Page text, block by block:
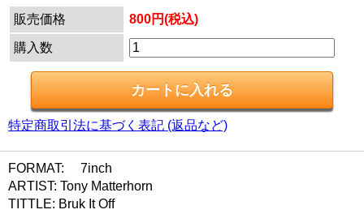
販売価格 800円(税込)
購入数
特定商取引法に基づく表記 (返品など)
FORMAT: 7inch
ARTIST: Tony Matterhorn
TITTLE: Bruk It Off